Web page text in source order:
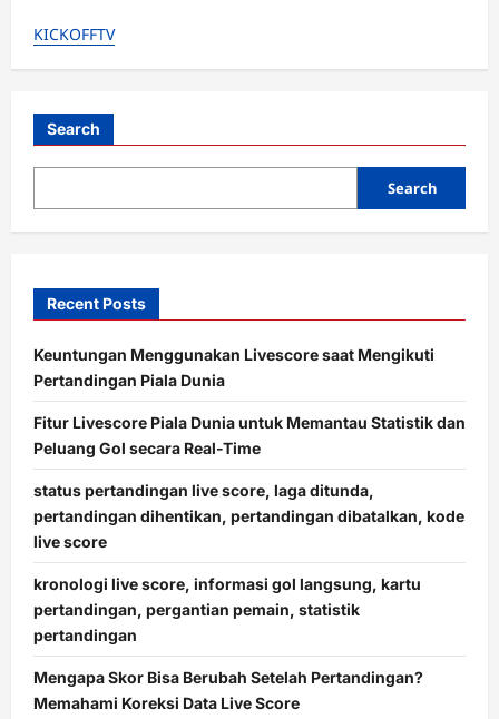
g
o
KICKOFFTV
Search
Search
Recent Posts
Keuntungan Menggunakan Livescore saat Mengikuti
Pertandingan Piala Dunia
Fitur Livescore Piala Dunia untuk Memantau Statistik dan
Peluang Gol secara Real-Time
status pertandingan live score, laga ditunda,
pertandingan dihentikan, pertandingan dibatalkan, kode
live score
kronologi live score, informasi gol langsung, kartu
pertandingan, pergantian pemain, statistik
pertandingan
Mengapa Skor Bisa Berubah Setelah Pertandingan?
Memahami Koreksi Data Live Score